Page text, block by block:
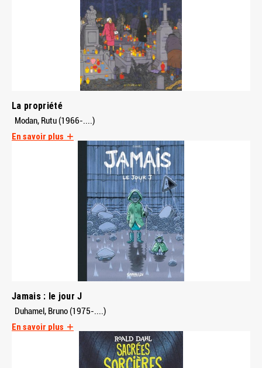
La propriété
Modan, Rutu (1966-....)
En savoir plus
Jamais : le jour J
Duhamel, Bruno (1975-....)
En savoir plus